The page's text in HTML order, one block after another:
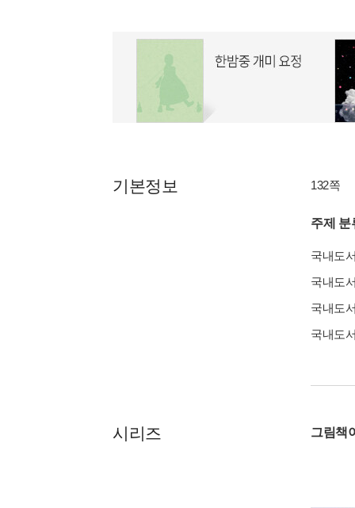
기본정보 132쪽
주제 분
국내도
국내도
국내도
국내도
시리즈 그림책